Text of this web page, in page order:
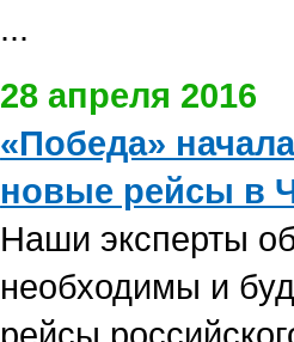
...
28 апреля 2016
«Победа»
новые рейсы в
Наши эксперты
необходимы и